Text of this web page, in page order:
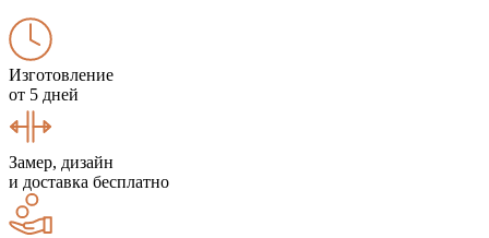
Изготовление
от 5 дней
Замер, дизайн
и доставка бесплатно